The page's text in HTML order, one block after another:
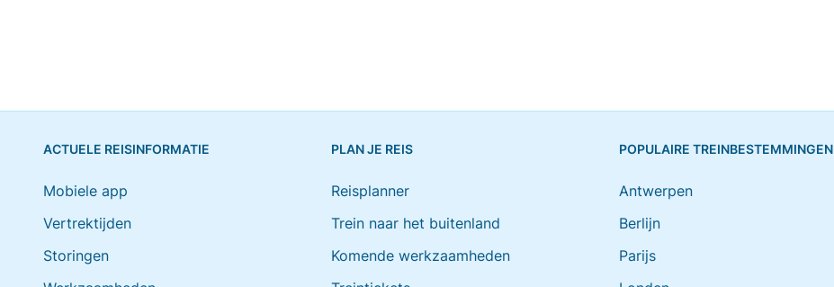
ACTUELE REISINFORMATIE
Mobiele app
Vertrektijden
Storingen
PLAN JE REIS
Reisplanner
Trein naar het buitenland
Komende werkzaamheden
POPULAIRE TREINBESTEMMINGEN
Antwerpen
Berlijn
Parijs